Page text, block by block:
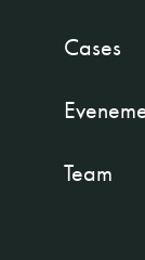
Cases
Team